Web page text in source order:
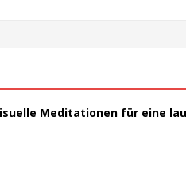
Meditationen für eine